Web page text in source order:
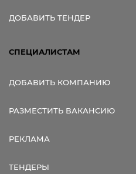
ДОБАВИТЬ ТЕНДЕР
СПЕЦИАЛИСТАМ
ДОБАВИТЬ КОМПАНИЮ
РАЗМЕСТИТЬ ВАКАНСИЮ
РЕКЛАМА
ТЕНДЕРЫ